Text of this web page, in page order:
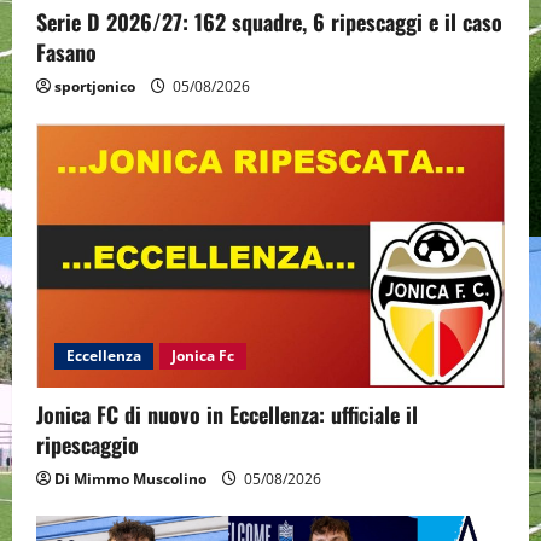
Serie D 2026/27: 162 squadre, 6 ripescaggi e il caso
Fasano
sportjonico 05/08/2026
Eccellenza Jonica Fc
Jonica FC di nuovo in Eccellenza: ufficiale il
ripescaggio
Di Mimmo Muscolino 05/08/2026